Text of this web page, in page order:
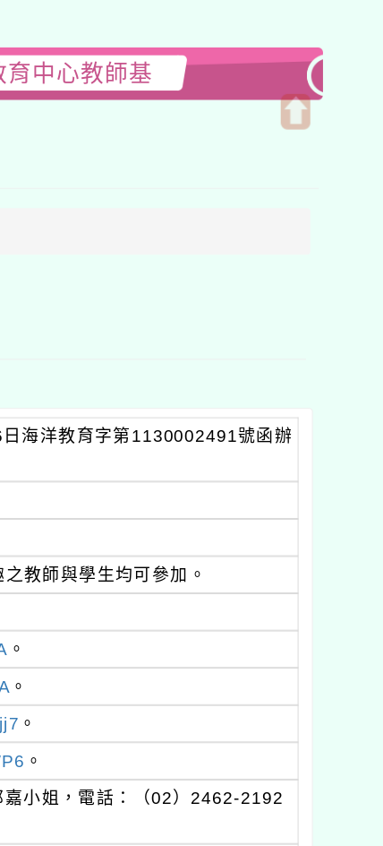
中心教師基
海洋教育字第1130002491號函辦
教師與學生均可參加。
。
。
。
。
小姐，電話：（02）2462-2192